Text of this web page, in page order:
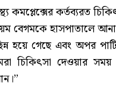
কমপ্লেক্সের কর্তব্যরত
বেগমকে হাসপাতালে
হয়ে গেছে এবং অপর
চিকিৎসা দেওয়ার